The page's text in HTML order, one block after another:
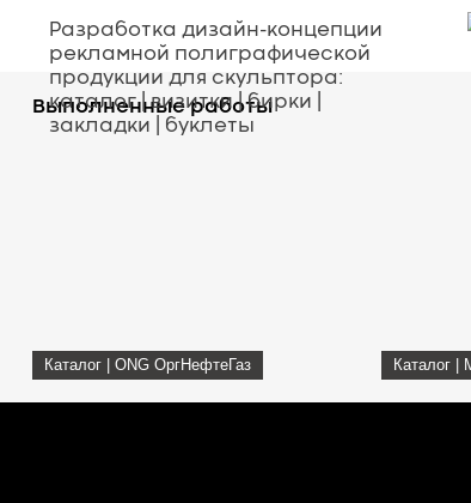
Разработка дизайн-концепции
рекламной полиграфической
продукции для скульптора:
каталог | визитки | бирки |
закладки | буклеты
Выполненные работы
Каталог | ONG ОргНефтеГаз Каталог |